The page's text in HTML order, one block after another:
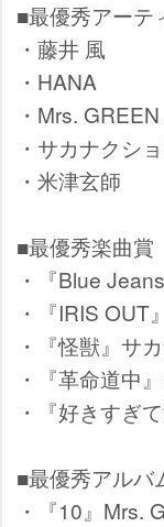
■最優秀アーテ
・藤井 風
・HANA
・Mrs.
・サカナクシ
・米津玄師
■最優秀楽曲賞
・『Blue
・『IRIS OUT
・『怪獣』サ
・『革命道中
・『好きすぎ
■最優秀アルバ
・『10』Mrs.